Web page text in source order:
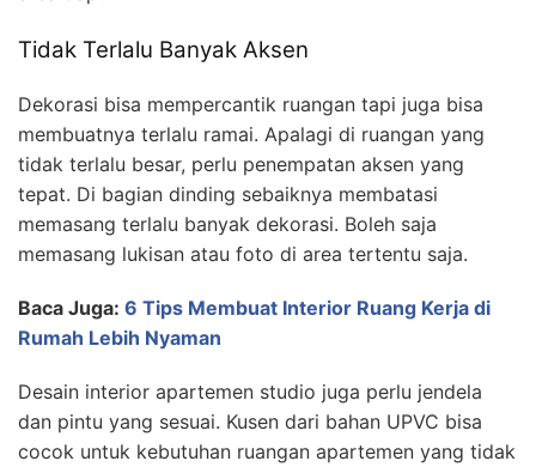
Tidak Terlalu Banyak Aksen
Dekorasi bisa mempercantik ruangan tapi juga bisa
membuatnya terlalu ramai. Apalagi di ruangan yang
tidak terlalu besar, perlu penempatan aksen yang
tepat. Di bagian dinding sebaiknya membatasi
memasang terlalu banyak dekorasi. Boleh saja
memasang lukisan atau foto di area tertentu saja.
Baca Juga: 6 Tips Membuat Interior Ruang Kerja di
Rumah Lebih Nyaman
Desain interior apartemen studio juga perlu jendela
dan pintu yang sesuai. Kusen dari bahan UPVC bisa
cocok untuk kebutuhan ruangan apartemen yang tidak